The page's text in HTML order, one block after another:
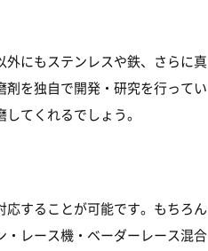
にもステンレスや鉄、さらに真
を独自で開発・研究を行ってい
てくれるでしょう。
することが可能です。もちろん
レース機・ベーダーレース混合